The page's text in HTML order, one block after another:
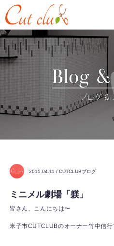
2015.04.11 / CUTCLUBブログ
ミニメル劇場「躾」
皆さん、こんにちは〜
米子市CUTCLUBのオーナー竹中信